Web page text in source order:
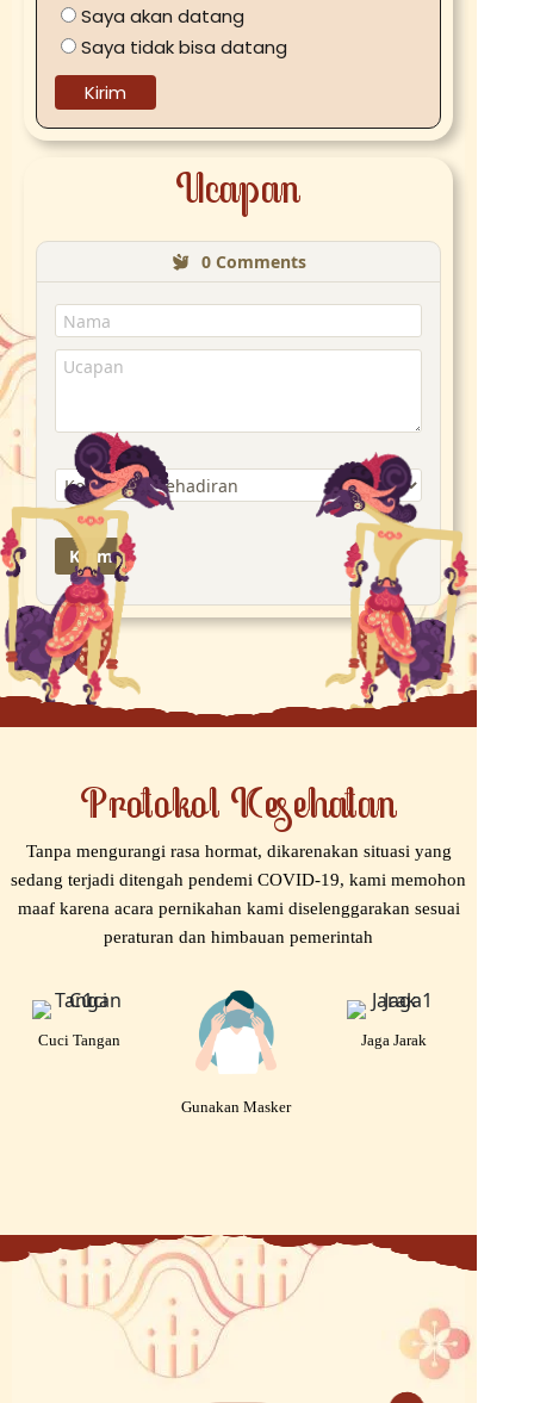
Saya akan datang
Saya tidak bisa datang
Kirim
Ucapan
0 Comments
Protokol Kesehatan
Tanpa mengurangi rasa hormat, dikarenakan situasi yang
sedang terjadi ditengah pendemi COVID-19, kami memohon
maaf karena acara pernikahan kami diselenggarakan sesuai
peraturan dan himbauan pemerintah
Cuci Tangan
Gunakan Masker
Jaga Jarak